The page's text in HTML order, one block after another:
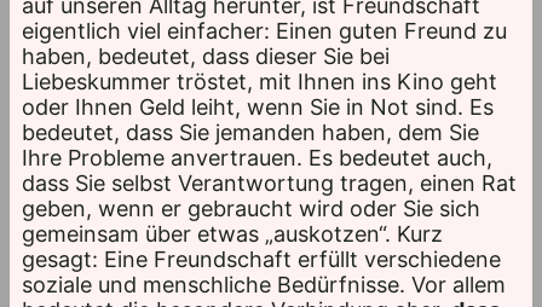
auf unseren Alltag herunter, ist Freundschaft
eigentlich viel einfacher: Einen guten Freund zu
haben, bedeutet, dass dieser Sie bei
Liebeskummer tröstet, mit Ihnen ins Kino geht
oder Ihnen Geld leiht, wenn Sie in Not sind. Es
bedeutet, dass Sie jemanden haben, dem Sie
Ihre Probleme anvertrauen. Es bedeutet auch,
dass Sie selbst Verantwortung tragen, einen Rat
geben, wenn er gebraucht wird oder Sie sich
gemeinsam über etwas „auskotzen“. Kurz
gesagt: Eine Freundschaft erfüllt verschiedene
soziale und menschliche Bedürfnisse. Vor allem